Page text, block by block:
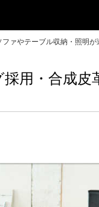
ァやテーブル収納・照明が
用・合成